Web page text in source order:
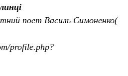
поет Василь Симоненко(
profile.php?